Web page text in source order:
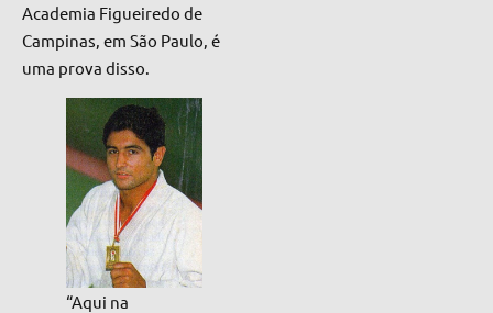
Academia Figueiredo de
Campinas, em São Paulo, é
uma prova disso.
“Aqui na